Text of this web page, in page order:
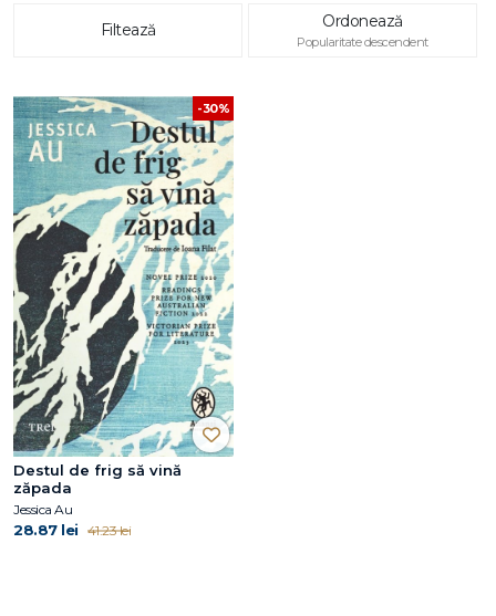
Filtează Ordonează
Popularitate descendent
-30%
Destul de frig să vină
zăpada
Jessica Au
28.87 lei 41.23 lei